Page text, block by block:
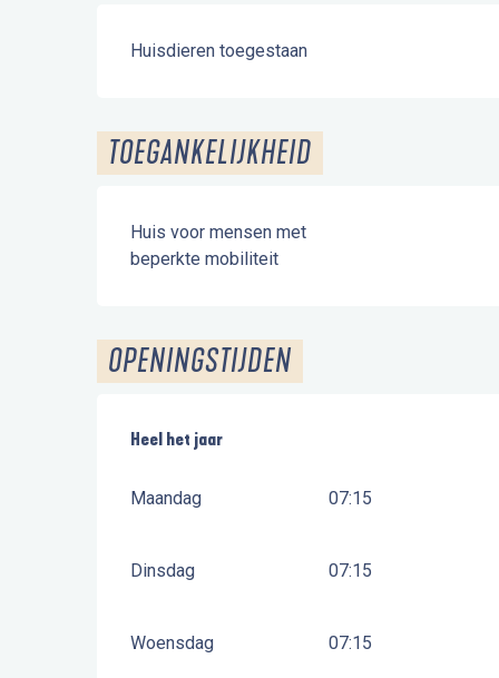
Huisdieren toegestaan
TOEGANKELIJKHEID
Huis voor mensen met
beperkte mobiliteit
OPENINGSTIJDEN
Heel het jaar
Heel het jaar
Maandag 07:15
Dinsdag 07:15
Woensdag 07:15